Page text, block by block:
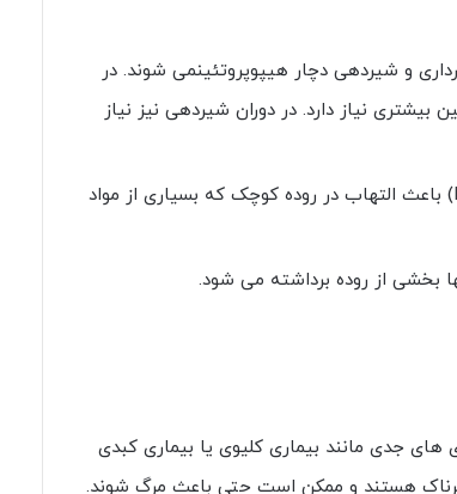
و شیردهی دچار هیپوپروتئینمی شوند. در
بیشتری نیاز دارد. در دوران شیردهی نیز نیاز
بیماری التهابی روده: برخی از انواع بیماری التهابی روده (IBD) باعث التهاب در روده کوچک که بسیاری از مواد
بخشی از روده برداشته می شود.
جدی مانند بیماری کلیوی یا بیماری کبدی
هستند و ممکن است حتی باعث مرگ شوند.